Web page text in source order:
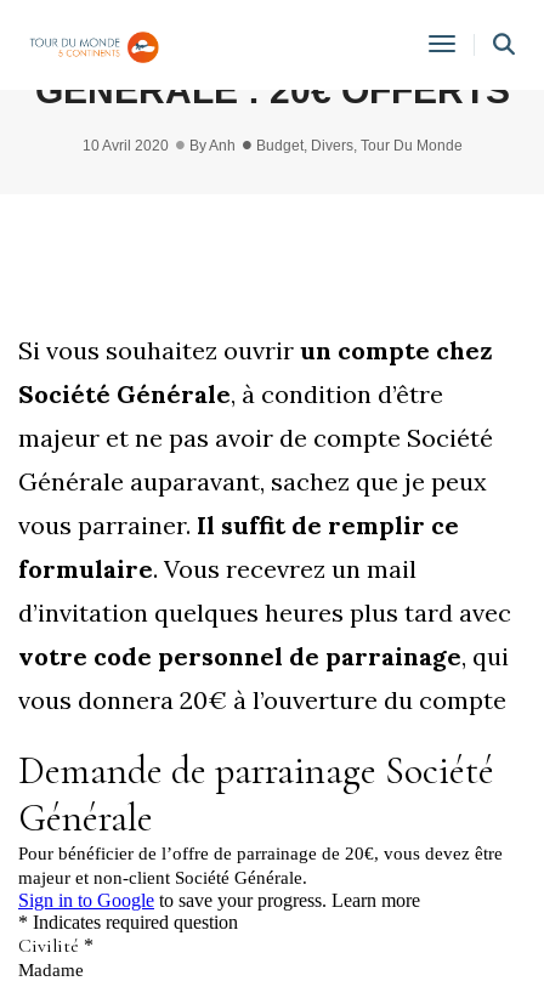
Toggle
PARRAINAGE SOCIÉTÉ
GÉNÉRALE : 20€ OFFERTS
10 Avril 2020 ByAnh Budget, Divers, Tour Du Monde
Si vous souhaitez ouvrir un compte chez
Société Générale, à condition d’être
majeur et ne pas avoir de compte Société
Générale auparavant, sachez que je peux
vous parrainer. Il suffit de remplir ce
formulaire. Vous recevrez un mail
d’invitation quelques heures plus tard avec
votre code personnel de parrainage, qui
vous donnera 20€ à l’ouverture du compte